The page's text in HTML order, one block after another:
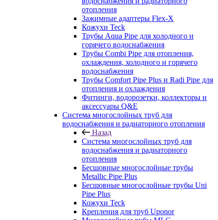
отопления
Зажимные адаптеры Flex-X
Кожухи Teck
Трубы Aqua Pipe для холодного и
горячего водоснабжения
Трубы Combi Pipe для отопления,
охлаждения, холодного и горячего
водоснабжения
Трубы Comfort Pipe Plus и Radi Pipe для
отопления и охлаждения
Фитинги, водорозетки, коллекторы и
аксессуары Q&E
Система многослойных труб для
водоснабжения и радиаторного отопления
Назад
Система многослойных труб для
водоснабжения и радиаторного
отопления
Бесшовные многослойные трубы
Metallic Pipe Plus
Бесшовные многослойные трубы Uni
Pipe Plus
Кожухи Teck
Крепления для труб Uponor